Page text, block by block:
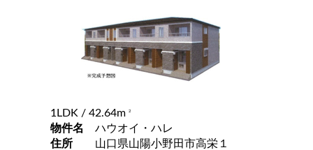
1LDK / 42.64m 2
物件名
ハウオイ・ハレ
住所
山口県山陽小野田市高栄１